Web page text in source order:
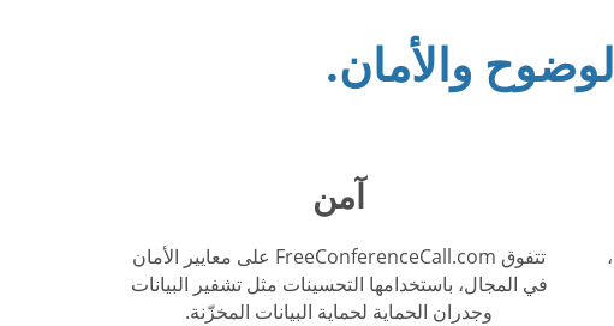
والأمان.
آمن
تتفوق FreeConferenceCall.com على معايير الأمان
في المجال، باستخدامها التحسينات مثل تشفير البيانات
وجدران الحماية لحماية البيانات المخزّنة.